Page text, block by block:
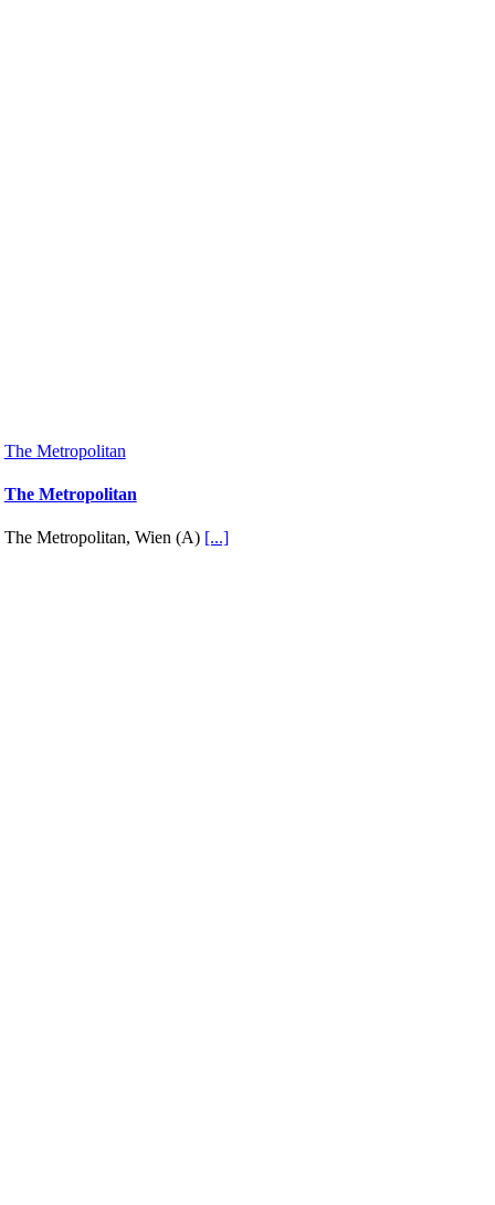
The Metropolitan
The Metropolitan
The Metropolitan, Wien (A) [...]